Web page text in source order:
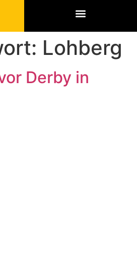
Lohberg
Derby in